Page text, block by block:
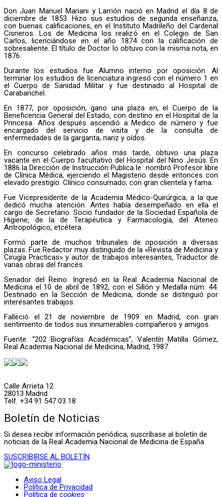
Don Juan Manuel Mariani y Larrión nació en Madrid el día 8 de
diciembre de 1853. Hizo sus estudios de segunda enseñanza,
con buenas calificaciones, en el Instituto Madrileño del Cardenal
Cisneros. Los de Medicina los realizó en el Colegio de San
Carlos, licenciándose en el año 1874 con la calificación de
sobresaliente. El título de Doctor Io obtuvo con la misma nota, en
1876.
Durante los estudios fue Alumno interno por oposición. Al
terminar los estudios de licenciatura ingresó con el número 1 en
el Cuerpo de Sanidad Militar y fue destinado al Hospital de
Carabanchel.
En 1877, por oposición, gano una plaza en, el Cuerpo de la
Beneficencia General del Estado, con destino en el Hospital de la
Princesa. Años después ascendió a Medico de número y fue
encargado del servicio de visita y de la consulta de
enfermedades de la garganta, nariz y oídos.
En concurso celebrado años más tarde, obtuvo una plaza
vacante en el Cuerpo facultativo del Hospital del Nino Jesús. En
1886 la Dirección de Instrucción Publica le nombró Profesor libre
de Clínica Médica, ejerciendo el Magisterio desde entonces con
elevado prestigio. Clínico consumado; con gran clientela y fama.
Fue Vicepresidente de la Academia Médico-Quirúrgica, a la que
dedicó mucha atención. Antes había desempeñado en ella el
cargo de Secretario. Socio fundador de la Sociedad Española de
Higiene, de la de Terapéutica y Farmacología, del Ateneo
Antropológico, etcétera.
Formó parte de muchos tribunales de oposición a diversas
plazas. Fue Redactor muy distinguido de la «Revista de Medicina y
Cirugía Practicas» y autor de trabajos interesantes, Traductor de
varias obras del francés.
Senador del Reino. Ingresó en la Real Academia Nacional de
Medicina el 10 de abril de 1892, con el Sillón y Medalla núm. 44.
Destinado en la Sección de Medicina, donde se distinguió por
interesantes trabajos.
Falleció el 21 de noviembre de 1909 en Madrid, con gran
sentimiento de todos sus innumerables compañeros y amigos.
Fuente: “202 Biografías Académicas”, Valentín Matilla Gómez,
Real Academia Nacional de Medicina, Madrid, 1987.
Calle Arrieta 12
28013 Madrid
Telf. +34 91 547 03 18
Boletín de Noticias
Si desea recibir información periódica, suscríbase al boletín de
noticias de la Real Academia Nacional de Medicina de España
SUSCRIBIRSE AL BOLETÍN
Aviso Legal
Política de Privacidad
Política de cookies